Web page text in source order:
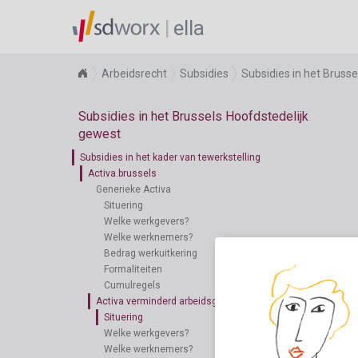
ella
Arbeidsrecht Subsidies Subsidies in het
Subsidies in het Brussels Hoofdstedelijk
gewest
Subsidies in het kader van tewerkstelling
Activa.brussels
Generieke Activa
Situering
Welke werkgevers?
Welke werknemers?
Bedrag werkuitkering
Formaliteiten
Cumulregels
Activa verminderd arbeidsgeschikt
Situering
Welke werkgevers?
Welke werknemers?